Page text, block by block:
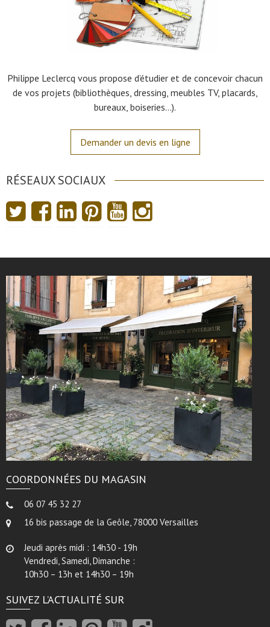
Philippe Leclercq vous propose d’étudier et de concevoir chacun
de vos projets (bibliothèques, dressing, meubles TV, placards,
bureaux, boiseries…).
Demander un devis en ligne
RÉSEAUX SOCIAUX
COORDONNÉES DU MAGASIN
06 07 45 32 27
16 bis passage de la Geôle, 78000 Versailles
Jeudi après midi : 14h30 - 19h
Vendredi, Samedi, Dimanche :
10h30 – 13h et 14h30 – 19h
SUIVEZ L’ACTUALITÉ SUR